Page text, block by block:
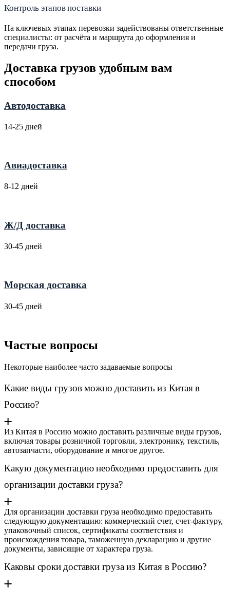
Контроль этапов поставки
На ключевых этапах перевозки задействованы ответственные
специалисты: от расчёта и маршрута до оформления и
передачи груза.
Доставка грузов удобным вам
способом
Автодоставка
14-25 дней
Авиадоставка
8-12 дней
Ж/Д доставка
30-45 дней
Морская доставка
30-45 дней
Частые вопросы
Некоторые наиболее часто задаваемые вопросы
Какие виды грузов можно доставить из Китая в
Россию?
Из Китая в Россию можно доставить различные виды грузов,
включая товары розничной торговли, электронику, текстиль,
автозапчасти, оборудование и многое другое.
Какую документацию необходимо предоставить для
организации доставки груза?
Для организации доставки груза необходимо предоставить
следующую документацию: коммерческий счет, счет-фактуру,
упаковочный список, сертификаты соответствия и
происхождения товара, таможенную декларацию и другие
документы, зависящие от характера груза.
Каковы сроки доставки груза из Китая в Россию?